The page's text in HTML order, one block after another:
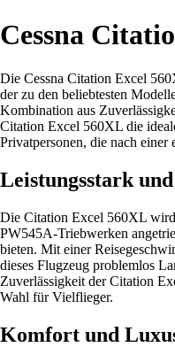
Cessna
Die Cessna Citation Excel
der zu den beliebtesten
Kombination aus
Citation Excel 560XL die
Privatpersonen, die nach einer
Leistungsstark
Die Citation Excel 560XL
PW545A-Triebwerken
bieten. Mit einer
dieses Flugzeug problemlos
Zuverlässigkeit der Citation
Wahl für Vielflieger.
Komfort und